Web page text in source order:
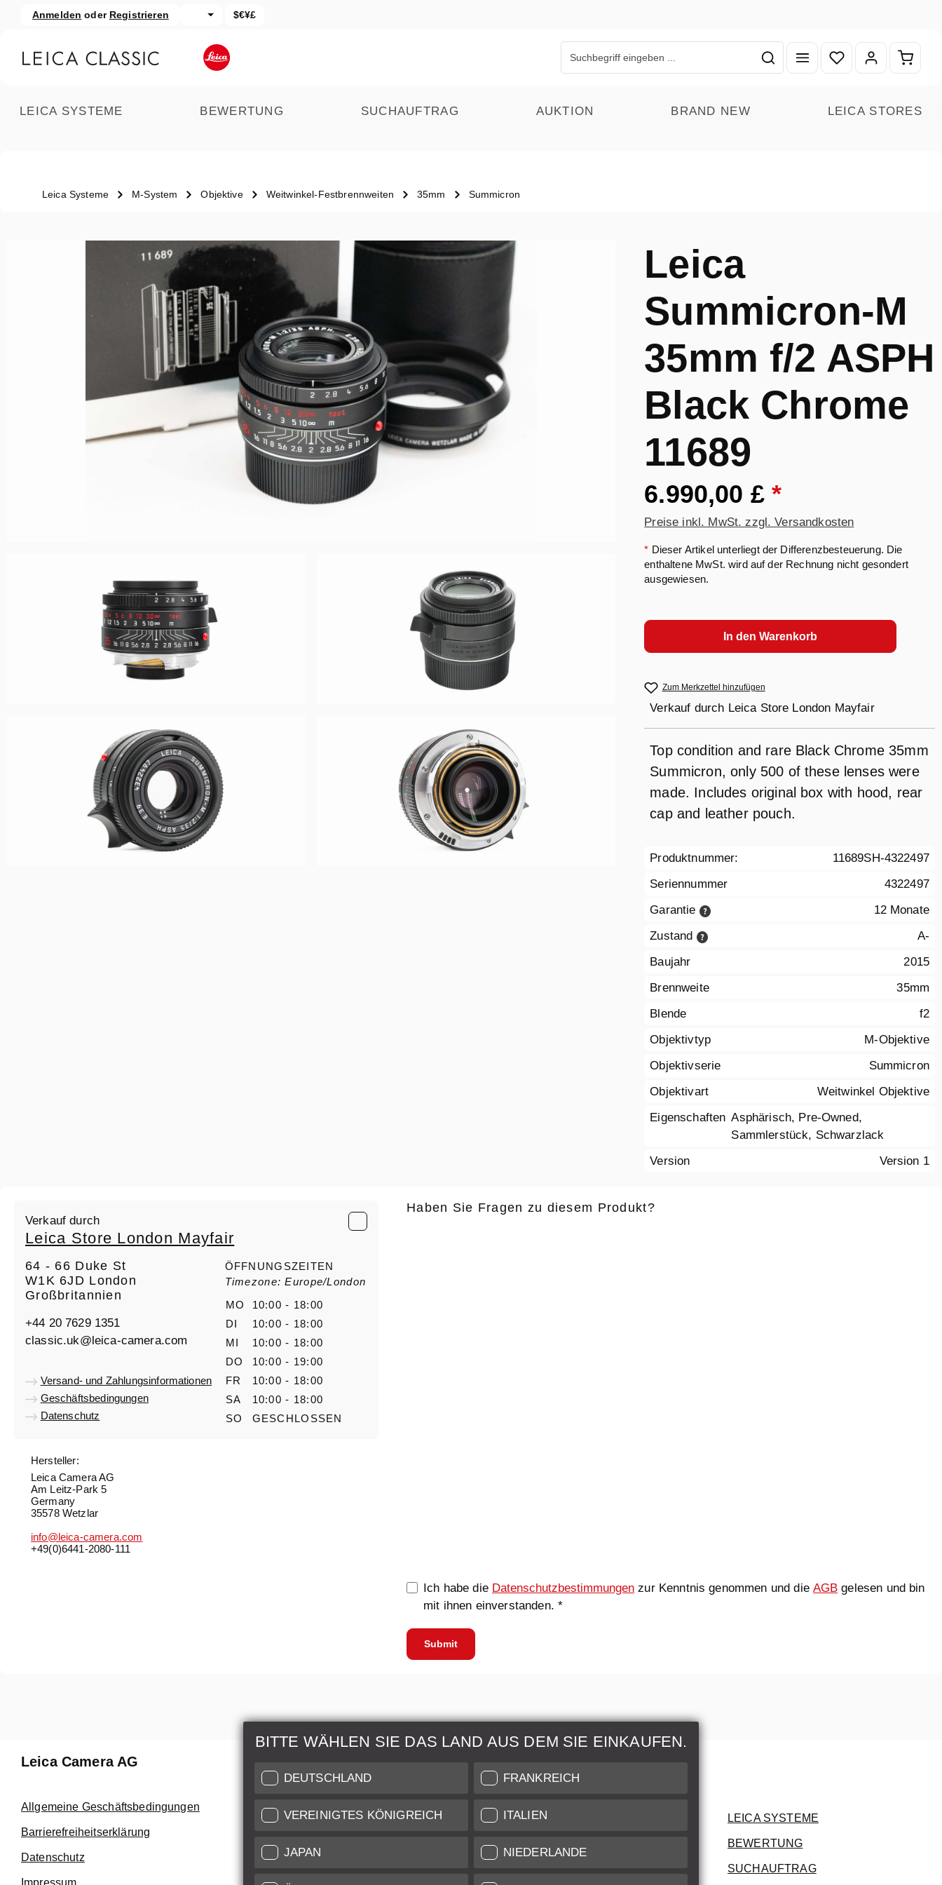
Hauptinhalt springen
Zur Suche springen
Anmelden oder Registrieren $€¥£
Du hast 0 Produkte
LEICA SYSTEME BEWERTUNG SUCHAUFTRAG AUKTION BRAND NEW LEICA STORES
Leica Systeme M-System Objektive Weitwinkel-Festbrennweiten 35mm Summicron
Leica
Summicron-M
35mm f/2 ASPH
Black Chrome
11689
6.990,00 £*
Preise inkl. MwSt. zzgl. Versandkosten
* Dieser Artikel unterliegt der Differenzbesteuerung. Die
enthaltene MwSt. wird auf der Rechnung nicht gesondert
ausgewiesen.
In den Warenkorb
Zum Merkzettel hinzufügen
Verkauf durch Leica Store London Mayfair
Top condition and rare Black Chrome 35mm
Summicron, only 500 of these lenses were
made. Includes original box with hood, rear
cap and leather pouch.
Produktnummer:
11689SH-4322497
Seriennummer
4322497
Garantie
12 Monate
Zustand
A-
Baujahr
2015
Brennweite
35mm
Blende
f2
Objektivtyp
M-Objektive
Objektivserie
Summicron
Objektivart
Weitwinkel Objektive
Eigenschaften Asphärisch, Pre-Owned,
Sammlerstück, Schwarzlack
Version
Version 1
Verkauf durch
Leica Store London Mayfair
64 - 66 Duke St
W1K 6JD London
Großbritannien
+44 20 7629 1351
classic.uk@leica-camera.com
Versand- und Zahlungsinformationen
Geschäftsbedingungen
Datenschutz
ÖFFNUNGSZEITEN
Timezone: Europe/London
MO
10:00 - 18:00
DI
10:00 - 18:00
MI
10:00 - 18:00
DO
10:00 - 19:00
FR
10:00 - 18:00
SA
10:00 - 18:00
SO
GESCHLOSSEN
Hersteller:
Leica Camera AG
Am Leitz-Park 5
Germany
35578 Wetzlar
info@leica-camera.com
+49(0)6441-2080-111
Haben Sie Fragen zu diesem Produkt?
Ich habe die Datenschutzbestimmungen zur Kenntnis genommen und dieAGB gelesen und bin
mit ihnen einverstanden. *
Submit
BITTE WÄHLEN SIE DAS LAND AUS DEM SIE EINKAUFEN.
DEUTSCHLAND FRANKREICH
VEREINIGTES KÖNIGREICH ITALIEN
JAPAN NIEDERLANDE
Leica Camera AG
Allgemeine Geschäftsbedingungen
Barrierefreiheitserklärung
Datenschutz
Reparatur & Wartung
Nutzen Sie auch unseren Leica
Customer Care für Services auf
höchstem Niveau.
Kundendienst
Weitere Informationen
Zustandsbeschreibung unserer Artikel
Versand & Zahlung
Garantie und Gewährleistung
LEICA SYSTEME
BEWERTUNG
SUCHAUFTRAG